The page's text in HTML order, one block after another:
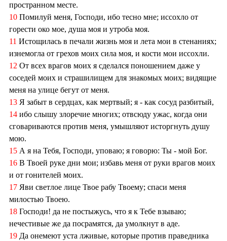
пространном месте.
10 Помилуй меня, Господи, ибо тесно мне; иссохло от
горести око мое, душа моя и утроба моя.
11 Истощилась в печали жизнь моя и лета мои в стенаниях;
изнемогла от грехов моих сила моя, и кости мои иссохли.
12 От всех врагов моих я сделался поношением даже у
соседей моих и страшилищем для знакомых моих; видящие
меня на улице бегут от меня.
13 Я забыт в сердцах, как мертвый; я - как сосуд разбитый,
14 ибо слышу злоречие многих; отвсюду ужас, когда они
сговариваются против меня, умышляют исторгнуть душу
мою.
15 А я на Тебя, Господи, уповаю; я говорю: Ты - мой Бог.
16 В Твоей руке дни мои; избавь меня от руки врагов моих
и от гонителей моих.
17 Яви светлое лице Твое рабу Твоему; спаси меня
милостью Твоею.
18 Господи! да не постыжусь, что я к Тебе взываю;
нечестивые же да посрамятся, да умолкнут в аде.
19 Да онемеют уста лживые, которые против праведника